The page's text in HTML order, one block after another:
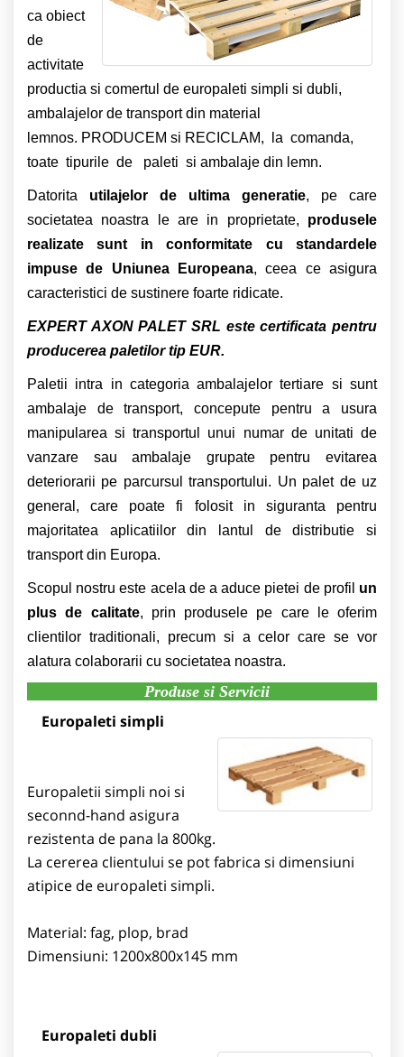
ca obiect
de
activitate
productia si comertul de europaleti simpli si dubli,
ambalajelor de transport din material
lemnos. PRODUCEM si RECICLAM, la comanda,
toate tipurile de paleti si ambalaje din lemn.
Datorita utilajelor de ultima generatie, pe care
societatea noastra le are in proprietate, produsele
realizate sunt in conformitate cu standardele
impuse de Uniunea Europeana, ceea ce asigura
caracteristici de sustinere foarte ridicate.
EXPERT AXON PALET SRL este certificata pentru
producerea paletilor tip EUR.
Paletii intra in categoria ambalajelor tertiare si sunt
ambalaje de transport, concepute pentru a usura
manipularea si transportul unui numar de unitati de
vanzare sau ambalaje grupate pentru evitarea
deteriorarii pe parcursul transportului. Un palet de uz
general, care poate fi folosit in siguranta pentru
majoritatea aplicatiilor din lantul de distributie si
transport din Europa.
Scopul nostru este acela de a aduce pietei de profil un
plus de calitate, prin produsele pe care le oferim
clientilor traditionali, precum si a celor care se vor
alatura colaborarii cu societatea noastra.
Produse si Servicii
Europaleti simpli
Europaletii simpli noi si
seconnd-hand asigura
rezistenta de pana la 800kg.
La cererea clientului se pot fabrica si dimensiuni
atipice de europaleti simpli.
Material: fag, plop, brad
Dimensiuni: 1200x800x145 mm
Europaleti dubli